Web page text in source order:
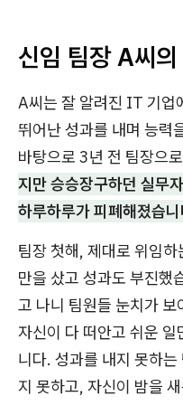
신임 팀장 A씨
A씨는 잘 알려진 IT 기업
뛰어난 성과를 내며 능력
바탕으로 3년 전 팀장으
지만 승승장구하던 실무
하루하루가 피폐해졌습
팀장 첫해, 제대로 위임
만을 샀고 성과도 부진했
고 나니 팀원들 눈치가
자신이 다 떠안고 쉬운
니다. 성과를 내지 못하
지 못하고, 자신이 밤을